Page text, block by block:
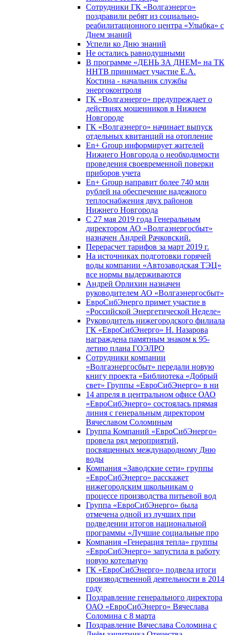
Сотрудники ГК «Волгаэнерго»
поздравили ребят из социально-
реабилитационного центра «Улыбка» с
Днем знаний
Успели ко Дню знаний
Не остались равнодушными
В программе «ДЕНЬ ЗА ДНЕМ» на ТК
ННТВ принимает участие Е.А.
Костина - начальник службы
энергоконтроля
ГК «Волгаэнерго» предупреждает о
действиях мошенников в Нижнем
Новгороде
ГК «Волгаэнерго» начинает выпуск
отдельных квитанций на отопление
En+ Group информирует жителей
Нижнего Новгорода о необходимости
проведения своевременной поверки
приборов учета
En+ Group направит более 740 млн
рублей на обеспечение надежного
теплоснабжения двух районов
Нижнего Новгорода
С 27 мая 2019 года Генеральным
директором АО «Волгаэнергосбыт»
назначен Андрей Рачковский.
Перерасчет тарифов за март 2019 г.
На источниках подготовки горячей
воды компании «Автозаводская ТЭЦ»
все нормы выдерживаются
Андрей Орлихин назначен
руководителем АО «Волгаэнергосбыт»
ЕвроСибЭнерго примет участие в
«Российской Энергетической Неделе»
Руководитель нижегородского филиала
ГК «ЕвроСибЭнерго» Н. Назарова
награждена памятным знаком к 95-
летию плана ГОЭЛРО
Сотрудники компании
«Волгаэнергосбыт» передали новую
книгу проекта «Библиотека «Добрый
свет» Группы «ЕвроСибЭнерго» в ни
14 апреля в центральном офисе ОАО
«ЕвроСибЭнерго» состоялась прямая
линия с генеральным директором
Вячеславом Соломиным
Группа Компаний «ЕвроСибЭнерго»
провела ряд мероприятий,
посвященных международному Дню
воды
Компания «Заводские сети» группы
«ЕвроСибЭнерго» расскажет
нижегородским школьникам о
процессе производства питьевой вод
Группа «ЕвроСибЭнерго» была
отмечена одной из лучших при
подведении итогов национальной
программы «Лучшие социальные про
Компания «Генерация тепла» группы
«ЕвроСибЭнерго» запустила в работу
новую котельную
ГК «ЕвроСибЭнерго» подвела итоги
производственной деятельности в 2014
году
Поздравление генерального директора
ОАО «ЕвроСибЭнерго» Вячеслава
Соломина с 8 марта
Поздравление Вячеслава Соломина с